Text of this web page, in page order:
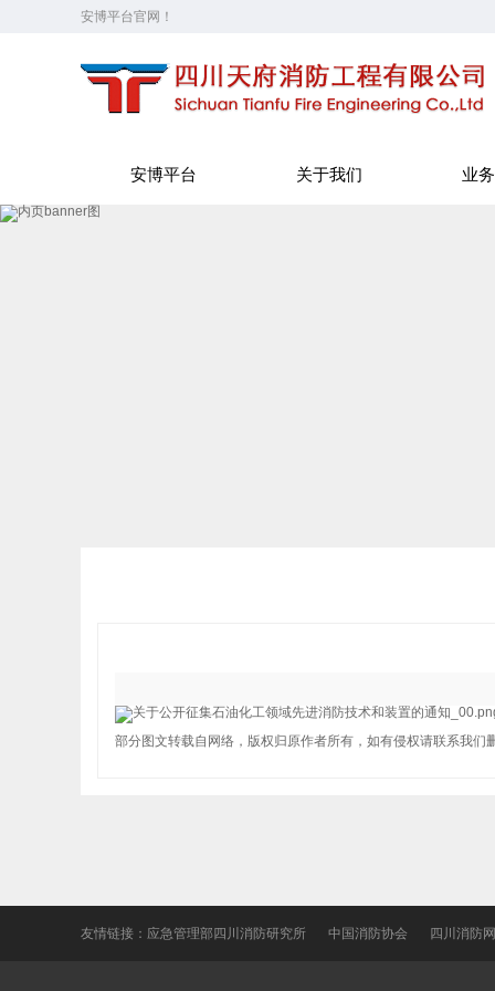
安博平台官网！
安博平台 关于我们 业
部分图文转载自网络，版权归原作者所有，如有侵权请联系我
友情链接： 应急管理部四川消防研究所 中国消防协会 四川消防网